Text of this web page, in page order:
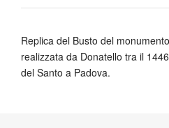
Replica del Busto del
realizzata da Donatello tra il
del Santo a Padova.